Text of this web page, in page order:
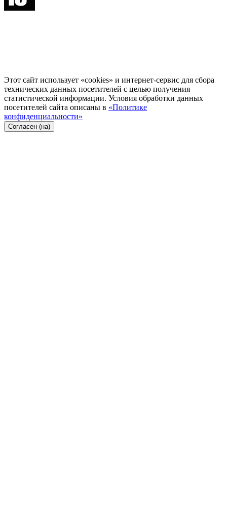
Этот сайт использует «cookies» и интернет-сервис для сбора
технических данных посетителей с целью получения
статистической информации. Условия обработки данных
посетителей сайта описаны в «Политике
конфиденциальности»
Согласен (на)